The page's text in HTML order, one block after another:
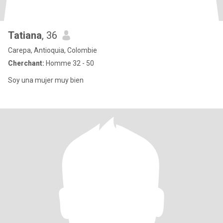
Tatiana, 36
Carepa, Antioquia, Colombie
Cherchant: Homme 32 - 50
Soy una mujer muy bien